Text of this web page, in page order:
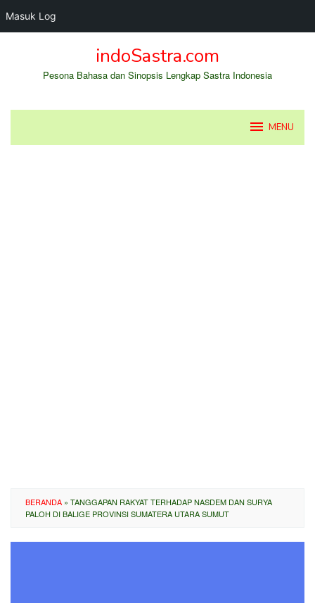
Masuk Log
indoSastra.com
Pesona Bahasa dan Sinopsis Lengkap Sastra Indonesia
MENU
BERANDA » TANGGAPAN RAKYAT TERHADAP NASDEM DAN SURYA
PALOH DI BALIGE PROVINSI SUMATERA UTARA SUMUT